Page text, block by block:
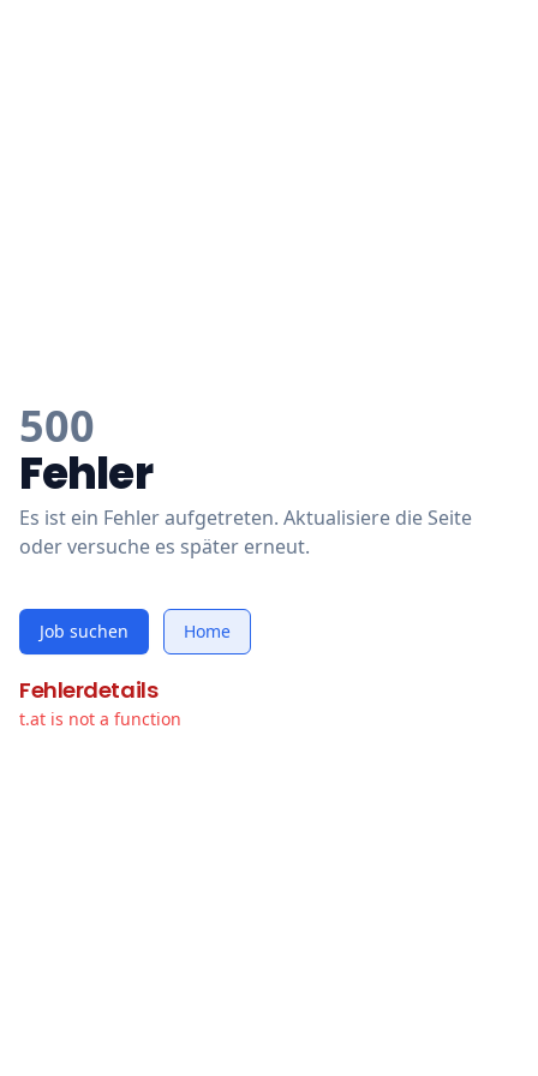
500
Fehler
Es ist ein Fehler aufgetreten. Aktualisiere die Seite
oder versuche es später erneut.
Job suchen Home
Fehlerdetails
t.at is not a function